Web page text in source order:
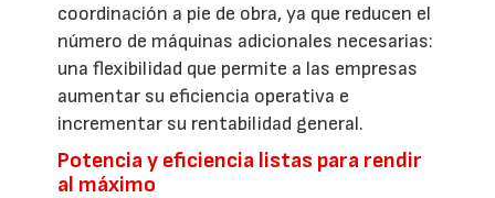
coordinación a pie de obra, ya que reducen el
número de máquinas adicionales necesarias:
una flexibilidad que permite a las empresas
aumentar su eficiencia operativa e
incrementar su rentabilidad general.
Potencia y eficiencia listas para rendir
al máximo